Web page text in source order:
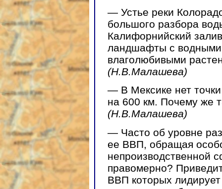
— Устье реки
большого разбора
Калифорнийский
ландшафты с
влаголюбивыми
(Н.В.Малашева)
— В Мексике нет
на 600 км. Почему же
(Н.В.Малашева)
— Часто об уровне
ее ВВП, обращая
непроизводственной
правомерно?
ВВП которых